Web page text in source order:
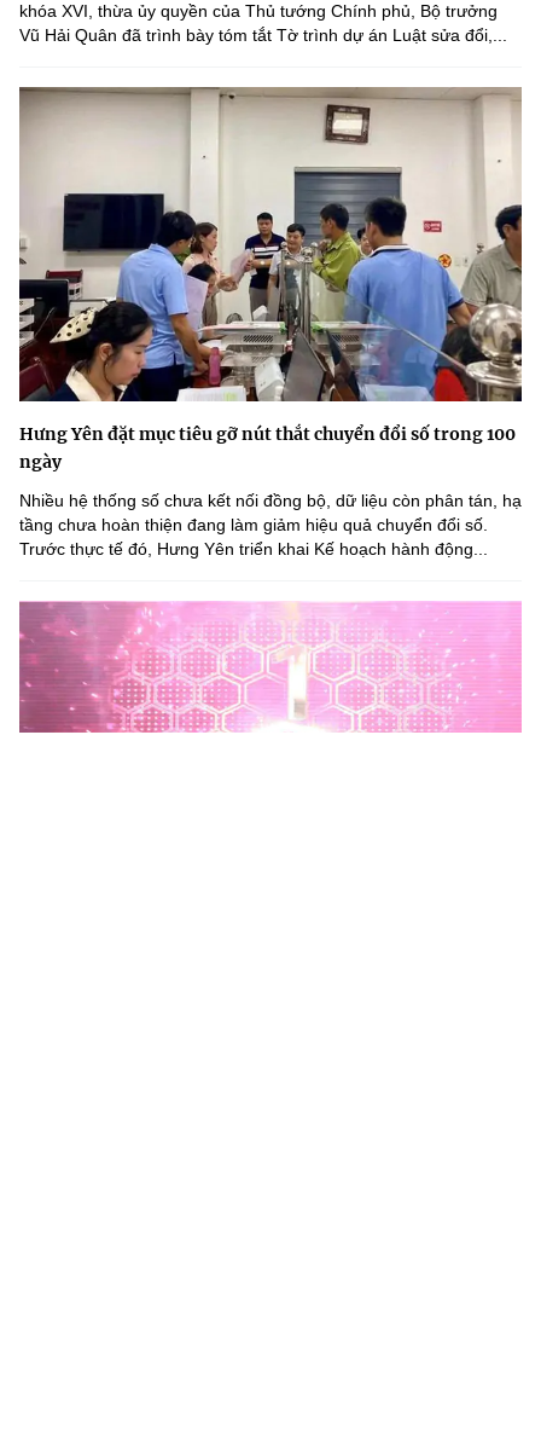
khóa XVI, thừa ủy quyền của Thủ tướng Chính phủ, Bộ trưởng
Vũ Hải Quân đã trình bày tóm tắt Tờ trình dự án Luật sửa đổi,...
Hưng Yên đặt mục tiêu gỡ nút thắt chuyển đổi số trong 100
ngày
Nhiều hệ thống số chưa kết nối đồng bộ, dữ liệu còn phân tán, hạ
tầng chưa hoàn thiện đang làm giảm hiệu quả chuyển đổi số.
Trước thực tế đó, Hưng Yên triển khai Kế hoạch hành động...